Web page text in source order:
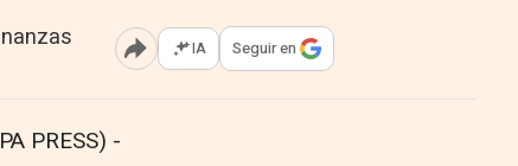
Abrir opciones para compartir
IA Seguir en
PRESS) -